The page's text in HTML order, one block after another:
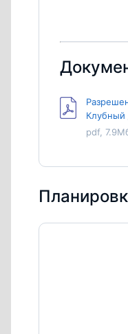
Клубный
pdf,